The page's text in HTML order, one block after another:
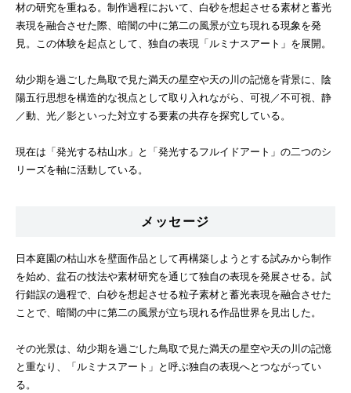
材の研究を重ねる。制作過程において、白砂を想起させる素材と蓄光
表現を融合させた際、暗闇の中に第二の風景が立ち現れる現象を発
見。この体験を起点として、独自の表現「ルミナスアート」を展開。
幼少期を過ごした鳥取で見た満天の星空や天の川の記憶を背景に、陰
陽五行思想を構造的な視点として取り入れながら、可視／不可視、静
／動、光／影といった対立する要素の共存を探究している。
現在は「発光する枯山水」と「発光するフルイドアート」の二つのシ
リーズを軸に活動している。
メッセージ
日本庭園の枯山水を壁面作品として再構築しようとする試みから制作
を始め、盆石の技法や素材研究を通じて独自の表現を発展させる。試
行錯誤の過程で、白砂を想起させる粒子素材と蓄光表現を融合させた
ことで、暗闇の中に第二の風景が立ち現れる作品世界を見出した。
その光景は、幼少期を過ごした鳥取で見た満天の星空や天の川の記憶
と重なり、「ルミナスアート」と呼ぶ独自の表現へとつながってい
る。